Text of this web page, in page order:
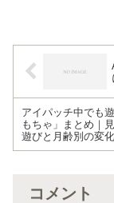
アイパッチ中でも
もちゃ」まとめ｜
遊びと月齢別の変化
コメント